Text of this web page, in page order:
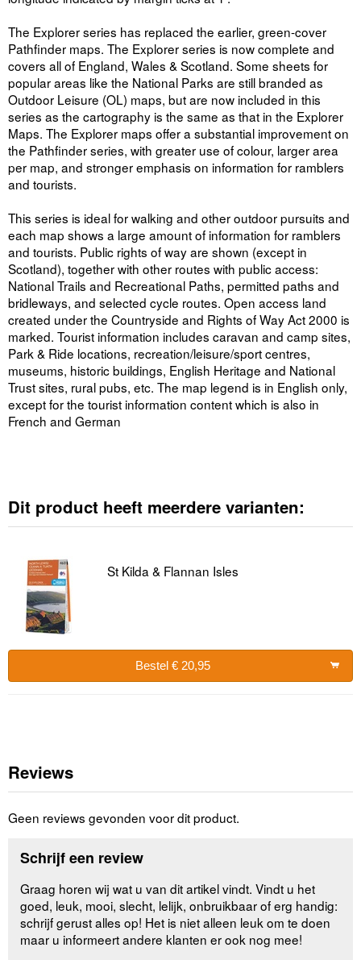
The Explorer series has replaced the earlier, green-cover
Pathfinder maps. The Explorer series is now complete and
covers all of England, Wales & Scotland. Some sheets for
popular areas like the National Parks are still branded as
Outdoor Leisure (OL) maps, but are now included in this
series as the cartography is the same as that in the Explorer
Maps. The Explorer maps offer a substantial improvement on
the Pathfinder series, with greater use of colour, larger area
per map, and stronger emphasis on information for ramblers
and tourists.
This series is ideal for walking and other outdoor pursuits and
each map shows a large amount of information for ramblers
and tourists. Public rights of way are shown (except in
Scotland), together with other routes with public access:
National Trails and Recreational Paths, permitted paths and
bridleways, and selected cycle routes. Open access land
created under the Countryside and Rights of Way Act 2000 is
marked. Tourist information includes caravan and camp sites,
Park & Ride locations, recreation/leisure/sport centres,
museums, historic buildings, English Heritage and National
Trust sites, rural pubs, etc. The map legend is in English only,
except for the tourist information content which is also in
French and German
Dit product heeft meerdere varianten:
St Kilda & Flannan Isles
Bestel € 20,95
Reviews
Geen reviews gevonden voor dit product.
Schrijf een review
Graag horen wij wat u van dit artikel vindt. Vindt u het
goed, leuk, mooi, slecht, lelijk, onbruikbaar of erg handig:
schrijf gerust alles op! Het is niet alleen leuk om te doen
maar u informeert andere klanten er ook nog mee!